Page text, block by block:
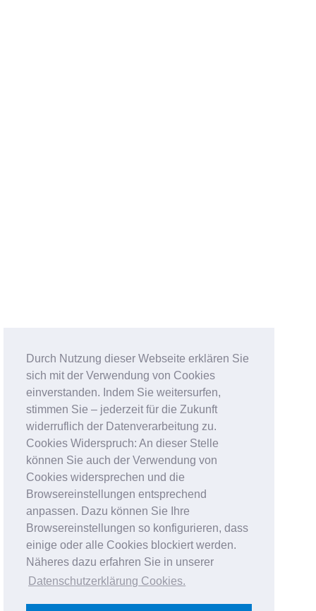
Durch Nutzung dieser Webseite erklären Sie
sich mit der Verwendung von Cookies
einverstanden. Indem Sie weitersurfen,
stimmen Sie – jederzeit für die Zukunft
widerruflich der Datenverarbeitung zu.
Cookies Widerspruch: An dieser Stelle
können Sie auch der Verwendung von
Cookies widersprechen und die
Browsereinstellungen entsprechend
anpassen. Dazu können Sie Ihre
Browsereinstellungen so konfigurieren, dass
einige oder alle Cookies blockiert werden.
Näheres dazu erfahren Sie in unserer
Datenschutzerklärung Cookies.